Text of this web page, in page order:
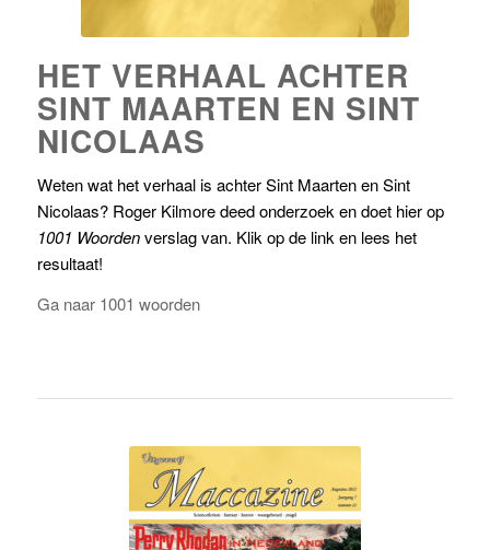
HET VERHAAL ACHTER
SINT MAARTEN EN SINT
NICOLAAS
Weten wat het verhaal is achter Sint Maarten en Sint
Nicolaas? Roger Kilmore deed onderzoek en doet hier op
1001 Woorden
verslag van. Klik op de link en lees het